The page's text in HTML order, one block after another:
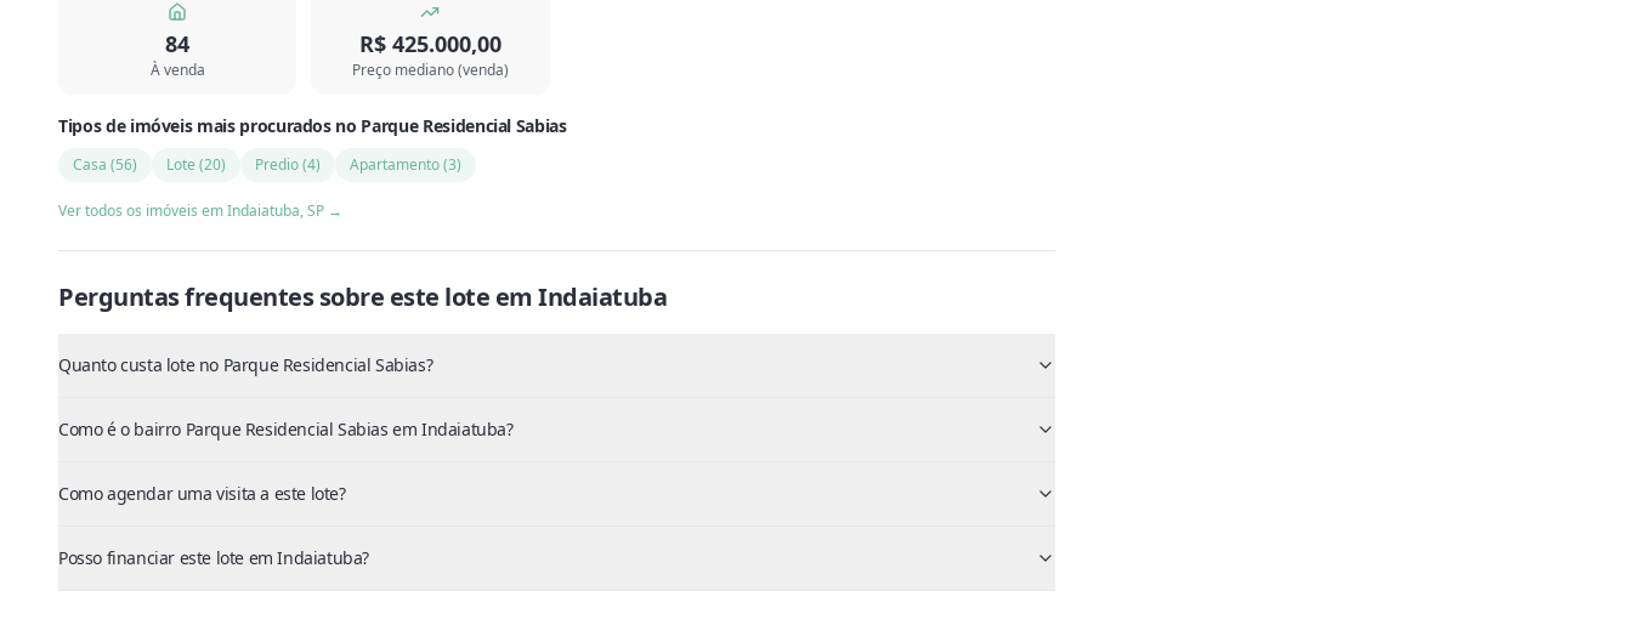
84
À venda
R$ 425.000,00
Preço mediano (venda)
Tipos de imóveis mais procurados no Parque Residencial Sabias
Casa (56) Lote (20) Predio(4) Apartamento(3)
Ver todos os imóveis emIndaiatuba,SP →
Perguntas frequentes sobre este lote emIndaiatuba
Quanto custa lote no Parque Residencial Sabias?
Como é o bairro Parque Residencial Sabias em Indaiatuba?
Como agendar uma visita a este lote?
Posso financiar este lote em Indaiatuba?